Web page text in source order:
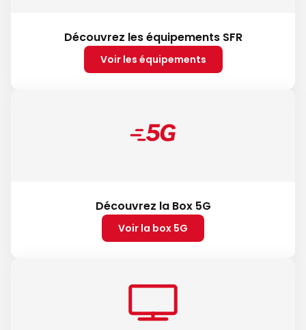
Découvrez les équipements SFR
Voir les équipements
Découvrez la Box 5G
Voir la box 5G